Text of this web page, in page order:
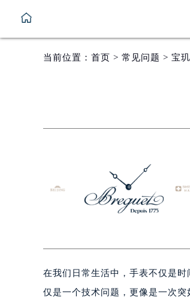
当前位置： 首页 > 常见问题 > 宝
在我们日常生活中，手表不仅是
仅是一个技术问题，更像是一次